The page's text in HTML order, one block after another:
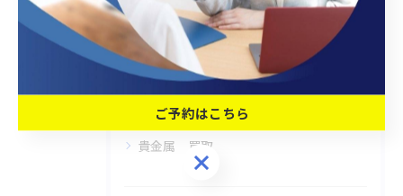
カテゴリー Categories
全てのカテゴリー
冷蔵庫 出張買取
貴金属 買取
ご予約はこちら
ご予約はこちら